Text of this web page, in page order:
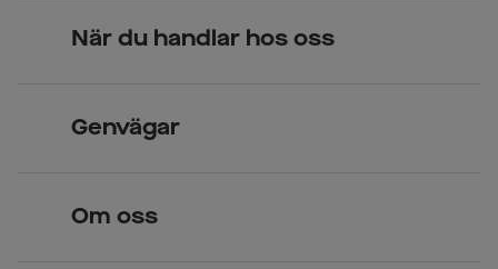
När du handlar hos oss
Över 70 butiker
Genvägar
Om oss